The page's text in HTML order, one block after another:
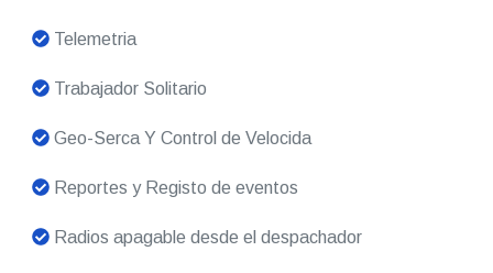
Telemetria
Trabajador Solitario
Geo-Serca Y Control de Velocida
Reportes y Registo de eventos
Radios apagable desde el despachador